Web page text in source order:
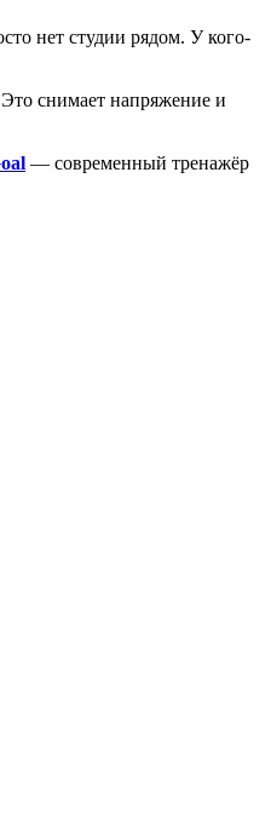
нет студии рядом. У кого-
снимает напряжение и
— современный тренажёр